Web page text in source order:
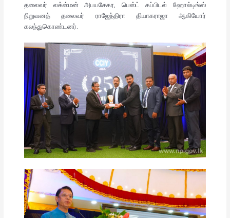
தலைவர் லக்ஸ்மன் அபயசேகர, பெஸ்ட் கப்பிடல் ஹோல்டிங்ஸ்
நிறுவனத் தலைவர் ராஜேந்திரா தியாகராஜா ஆகியோர்
கலந்துகொண்டனர்.